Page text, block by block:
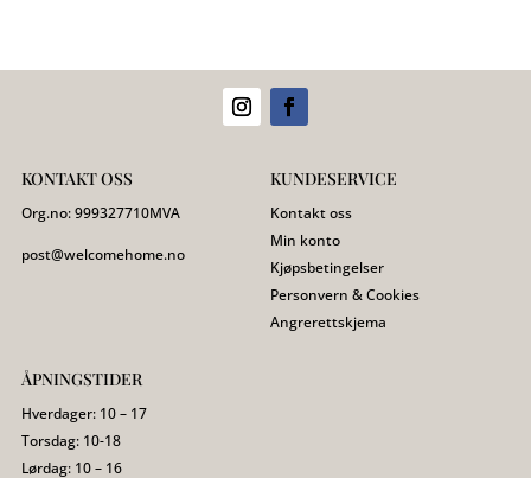
KONTAKT OSS
Org.no:999327710MVA
post@welcomehome.no
KUNDESERVICE
Kontakt oss
Min konto
Kjøpsbetingelser
Personvern & Cookies
Angrerettskjema
ÅPNINGSTIDER
Hverdager: 10 – 17
Torsdag: 10-18
Lørdag: 10 – 16